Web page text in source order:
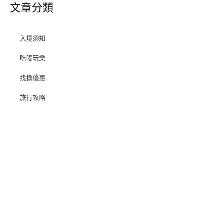
文章分類
入境須知
吃喝玩樂
找換優惠
旅行攻略